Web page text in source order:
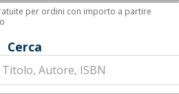
per ordini con importo a partire
Cerca